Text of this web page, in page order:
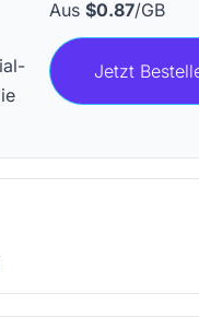
Aus $0.87/GB
Jetzt